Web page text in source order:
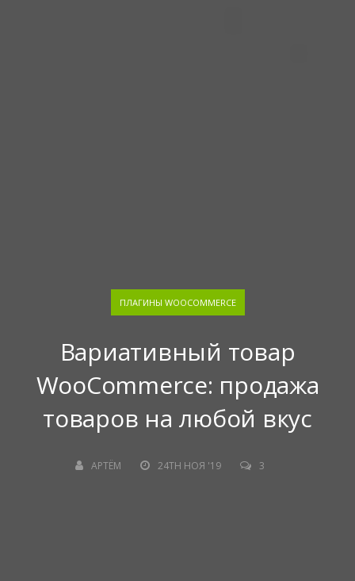
ПЛАГИНЫ WOOCOMMERCE
Вариативный товар
WooCommerce: продажа
товаров на любой вкус
АРТЁМ 24TH НОЯ '19 3